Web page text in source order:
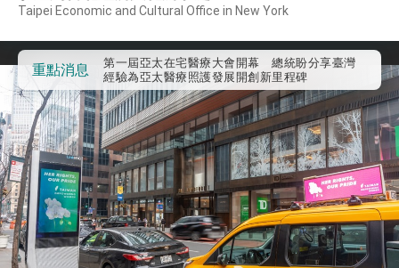
Taipei Economic and Cultural Office in New York
重點消息
事處」，進一步深化台美交流合作
第一屆亞太在宅醫療大會開幕 總統盼分享臺灣
經驗為亞太醫療照護發展開創新里程碑
外交部發布WHA文宣影片「台灣醫療點亮世界」
及「台灣智慧醫療與健康產業展」預告短片，向
世界展現台灣守護全球健康的創新能量
總統出訪史瓦帝尼返國談話 強調臺灣人有權利
走向世界 盼與理念相近國家共同維護國際秩序
堅定走向世界 賴總統抵達史瓦帝尼王國進行國是
訪問
總統與五院院長新春茶敘 盼化分歧為團結、為
國家邁出合作第一步
總統農曆春節談話